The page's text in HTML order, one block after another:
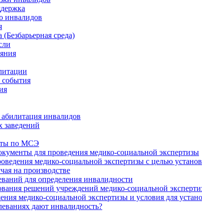
инвалидов
(Безбарьерная среда)
события
инвалидов
заведений
по МСЭ
для проведения медико-социальной экспертизы
медико-социальной экспертизы с целью
на производстве
для определения инвалидности
решений учреждений медико-социальной
медико-социальной экспертизы и условия для
дают инвалидность?